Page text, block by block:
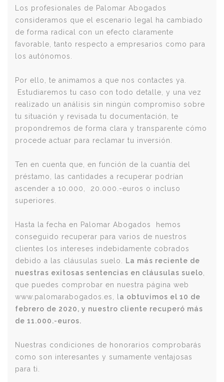
Los profesionales de Palomar Abogados
consideramos que el escenario legal ha cambiado
de forma radical con un efecto claramente
favorable, tanto respecto a empresarios como para
los autónomos.
Por ello, te animamos a que nos contactes ya.
Estudiaremos tu caso con todo detalle, y una vez
realizado un análisis sin ningún compromiso sobre
tu situación y revisada tu documentación, te
propondremos de forma clara y transparente cómo
procede actuar para reclamar tu inversión.
Ten en cuenta que, en función de la cuantía del
préstamo, las cantidades a recuperar podrían
ascender a 10.000, 20.000.-euros o incluso
superiores.
Hasta la fecha en Palomar Abogados hemos
conseguido recuperar para varios de nuestros
clientes los intereses indebidamente cobrados
debido a las cláusulas suelo.
La más reciente de
nuestras exitosas sentencias en cláusulas suelo
que puedes comprobar en nuestra página web
www.palomarabogados.es, l a obtuvimos el 10 de
febrero de 2020, y nuestro cliente recuperó más
de 11.000.-euros.
Nuestras condiciones de honorarios comprobarás
como son interesantes y sumamente ventajosas
para ti.